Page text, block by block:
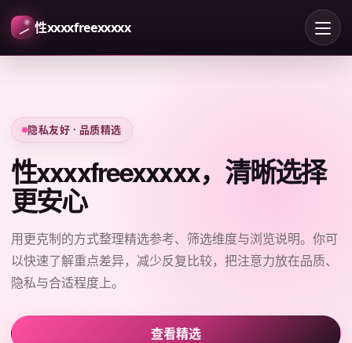
性xxxxfreexxxxx
隐私友好 · 品质精选
性xxxxfreexxxxx，清晰选择
更安心
用更克制的方式整理精选参考、筛选维度与浏览说明。你可
以快速了解重点差异，减少反复比较，把注意力放在品质、
隐私与合适程度上。
查看精选